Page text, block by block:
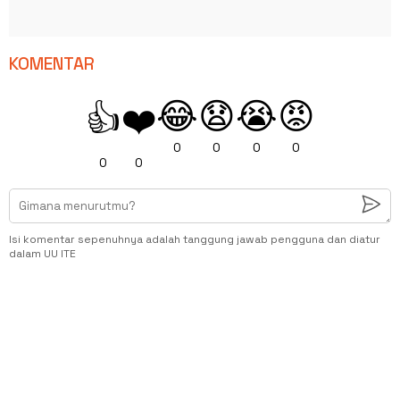
KOMENTAR
👍
0
❤️
0
😂
0
😧
0
😭
0
😡
0
Isi komentar sepenuhnya adalah tanggung jawab pengguna dan diatur
dalam UU ITE